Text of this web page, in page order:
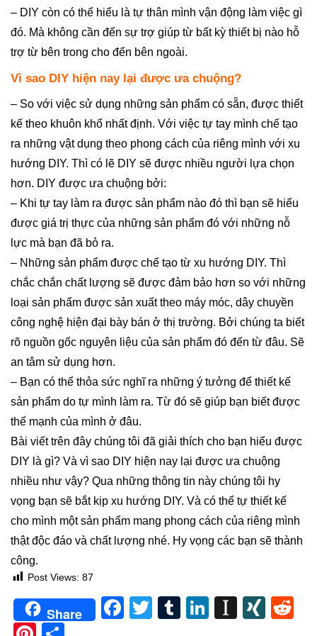
– DIY còn có thể hiểu là tự thân mình vận động làm việc gì
đó. Mà không cần đến sự trợ giúp từ bất kỳ thiết bị nào hỗ
trợ từ bên trong cho đến bên ngoài.
Vì sao DIY hiện nay lại được ưa chuộng?
– So với việc sử dụng những sản phẩm có sẵn, được thiết
kế theo khuôn khổ nhất định. Với việc tự tay mình chế tạo
ra những vật dụng theo phong cách của riêng mình với xu
hướng DIY. Thì có lẽ DIY sẽ được nhiều người lựa chọn
hơn. DIY được ưa chuộng bởi:
– Khi tự tay làm ra được sản phẩm nào đó thì bạn sẽ hiểu
được giá trị thực của những sản phẩm đó với những nỗ
lực mà bạn đã bỏ ra.
– Những sản phẩm được chế tạo từ xu hướng DIY. Thì
chắc chắn chất lượng sẽ được đảm bảo hơn so với những
loại sản phẩm được sản xuất theo máy móc, dây chuyền
công nghệ hiện đại bày bán ở thị trường. Bởi chúng ta biết
rõ nguồn gốc nguyên liệu của sản phẩm đó đến từ đâu. Sẽ
an tâm sử dụng hơn.
– Bạn có thể thỏa sức nghĩ ra những ý tưởng để thiết kế
sản phẩm do tự mình làm ra. Từ đó sẽ giúp bạn biết được
thế mạnh của mình ở đâu.
Bài viết trên đây chúng tôi đã giải thích cho bạn hiểu được
DIY là gì? Và vì sao DIY hiện nay lại được ưa chuộng
nhiều như vậy? Qua những thông tin này chúng tôi hy
vọng bạn sẽ bắt kịp xu hướng DIY. Và có thể tự thiết kế
cho mình một sản phẩm mang phong cách của riêng mình
thật độc đáo và chất lượng nhé. Hy vọng các bạn sẽ thành
công.
Post Views: 87
Share Facebook
TwitterTumblrLinkedIn